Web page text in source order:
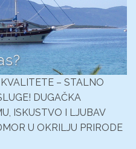
– STALNO
DUGAČKA
ISKUSTVO I LJUBAV
U OKRILJU PRIRODE